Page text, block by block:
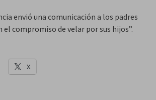
envió una comunicación a los padres
el compromiso de velar por sus hijos”.
X